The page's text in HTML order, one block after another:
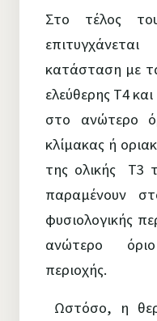
Στο τέλος
κατάσταση με
ελεύθερης Τ4
στο ανώτερο
κλίμακας ή
της ολικής Τ3
παραμένουν
φυσιολογικής
ανώτερο
περιοχής.
Ωστόσο, η